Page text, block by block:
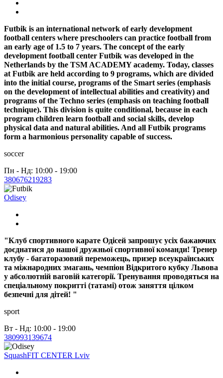
Futbik is an international network of early development
football centers where preschoolers can practice football from
an early age of 1.5 to 7 years. The concept of the early
development football center Futbik was developed in the
Netherlands by the TSM ACADEMY academy. Today, classes
at Futbik are held according to 9 programs, which are divided
into the initial course, programs of the Smart series (emphasis
on the development of intellectual abilities and creativity) and
programs of the Techno series (emphasis on teaching football
technique). This division is quite conditional, because in each
program children learn football and social skills, develop
physical data and natural abilities. And all Futbik programs
form a harmonious personality capable of success.
soccer
Пн - Нд: 10:00 - 19:00
380676219283
Odisey
"Клуб спортивного карате Одісей запрошує усіх бажаючих
доєднатися до нашої дружньої спортивної команди! Тренер
клубу - багаторазовий переможець, призер всеукраїнських
та міжнародних змагань, чемпіон Відкритого кубку Львова
у абсолютній ваговій категорії. Тренування проводяться на
спеціальному покритті (татамі) отож заняття цілком
безпечні для дітей! "
sport
Вт - Нд: 10:00 - 19:00
380993139674
SquashFIT CENTER Lviv